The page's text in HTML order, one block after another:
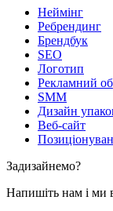
Неймінг
Ребрендинг
Брендбук
SEO
Логотип
Рекламний
SMM
Дизайн
Веб-сайт
Задизайнемо?
Напишіть нам і ми